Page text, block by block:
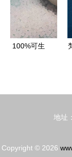
100%可生
地址
Copyright © 2026